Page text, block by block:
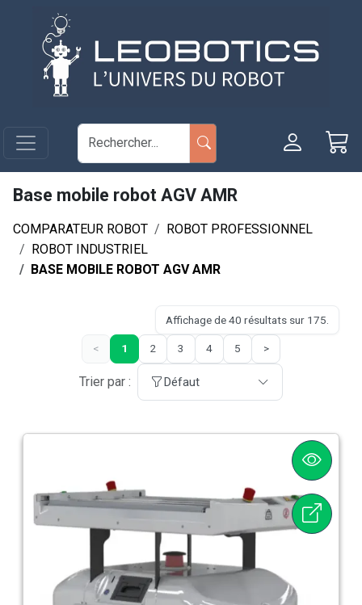
Aller au contenu principal
Base mobile robot AGV AMR
COMPARATEUR ROBOT
ROBOT PROFESSIONNEL
ROBOT INDUSTRIEL
BASE MOBILE ROBOT AGV AMR
Affichage de 40 résultats sur 175.
< 1 2 3 4 5 >
Trier par : Défaut
Panneau de gestion des cookies